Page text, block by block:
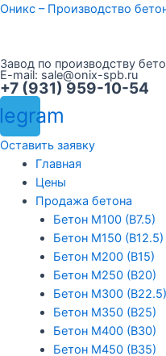
Перейти
Оникс – Производство
Завод по производству
E-mail: sale@onix-spb.ru
+7 (931) 959-10-54
Оставить заявку
Меню
Главная
Цены
Продажа бетона
Бетон М100 (В7.5)
Бетон М150 (В12.5)
Бетон М200 (В15)
Бетон М250 (В20)
Бетон М300 (В22.5)
Бетон М350 (В25)
Бетон М400 (В30)
Бетон М450 (В35)